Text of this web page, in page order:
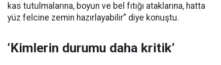
kas tutulmalarına, boyun ve bel fıtığı ataklarına, hatta
yüz felcine zemin hazırlayabilir” diye konuştu.
‘Kimlerin durumu daha kritik’